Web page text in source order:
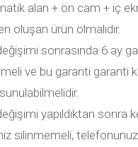
alan + ön cam + iç
oluşan ürün olmalıdır.
sonrasında 6 ay
ve bu garanti garanti
yapıldıktan sonra
silinmemeli,